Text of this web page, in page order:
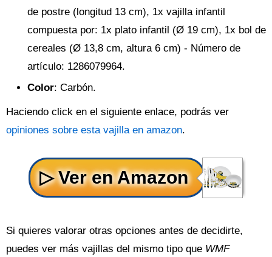
de postre (longitud 13 cm), 1x vajilla infantil
compuesta por: 1x plato infantil (Ø 19 cm), 1x bol de
cereales (Ø 13,8 cm, altura 6 cm) - Número de
artículo: 1286079964.
Color: Carbón.
Haciendo click en el siguiente enlace, podrás ver
opiniones sobre esta vajilla en amazon.
Si quieres valorar otras opciones antes de decidirte,
puedes ver más vajillas del mismo tipo que WMF